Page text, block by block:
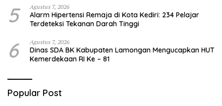
5 Agustus 7, 2026
Alarm Hipertensi Remaja di Kota Kediri: 234 Pelajar
Terdeteksi Tekanan Darah Tinggi
6 Agustus 7, 2026
Dinas SDA BK Kabupaten Lamongan Mengucapkan HUT
Kemerdekaan RI Ke – 81
Popular Post